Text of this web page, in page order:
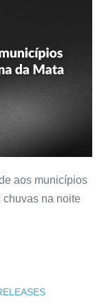
aos municípios
chuvas na noite